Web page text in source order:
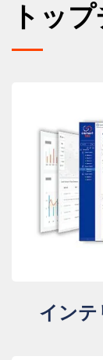
トッ
インテ